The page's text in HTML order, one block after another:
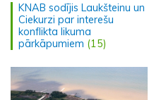
KNAB sodījis Laukšteinu un
Ciekurzi par interešu
konflikta likuma
pārkāpumiem (15)